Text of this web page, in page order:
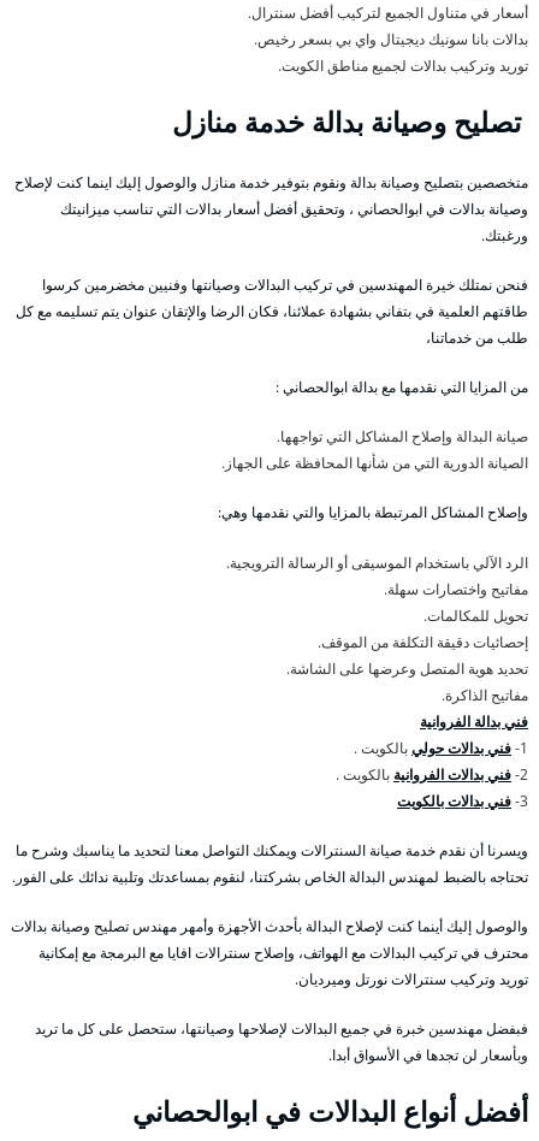
أسعار في متناول الجميع لتركيب أفضل سنترال.
بدالات بانا سونيك ديجيتال واي بي بسعر رخيص.
توريد وتركيب بدالات لجميع مناطق الكويت.
تصليح وصيانة بدالة خدمة منازل
متخصصين بتصليح وصيانة بدالة ونقوم بتوفير خدمة منازل والوصول إليك اينما كنت لإصلاح
وصيانة بدالات في ابوالحصاني ، وتحقيق أفضل أسعار بدالات التي تناسب ميزانيتك
ورغبتك.
فنحن نمتلك خيرة المهندسين في تركيب البدالات وصيانتها وفنيين مخضرمين كرسوا
طاقتهم العلمية في بتفاني بشهادة عملائنا، فكان الرضا والإتقان عنوان يتم تسليمه مع كل
طلب من خدماتنا،
من المزايا التي نقدمها مع بدالة ابوالحصاني :
صيانة البدالة وإصلاح المشاكل التي تواجهها.
الصيانة الدورية التي من شأنها المحافظة على الجهاز.
وإصلاح المشاكل المرتبطة بالمزايا والتي نقدمها وهي:
الرد الآلي باستخدام الموسيقى أو الرسالة الترويجية.
مفاتيح واختصارات سهلة.
تحويل للمكالمات.
إحصائيات دقيقة التكلفة من الموقف.
تحديد هوية المتصل وعرضها على الشاشة.
مفاتيح الذاكرة.
فني بدالة الفروانية
1- فني بدالات حوليبالكويت .
2- فني بدالات الفروانية بالكويت .
3- فني بدالات بالكويت
ويسرنا أن نقدم خدمة صيانة السنترالات ويمكنك التواصل معنا لتحديد ما يناسبك وشرح ما
تحتاجه بالضبط لمهندس البدالة الخاص بشركتنا، لنقوم بمساعدتك وتلبية ندائك على الفور.
والوصول إليك أينما كنت لإصلاح البدالة بأحدث الأجهزة وأمهر مهندس تصليح وصيانة بدالات
محترف في تركيب البدالات مع الهواتف، وإصلاح سنترالات افايا مع البرمجة مع إمكانية
توريد وتركيب سنترالات نورتل وميرديان.
فبفضل مهندسين خبرة في جميع البدالات لإصلاحها وصيانتها، ستحصل على كل ما تريد
وبأسعار لن تجدها في الأسواق أبدا.
أفضل أنواع البدالات في ابوالحصاني